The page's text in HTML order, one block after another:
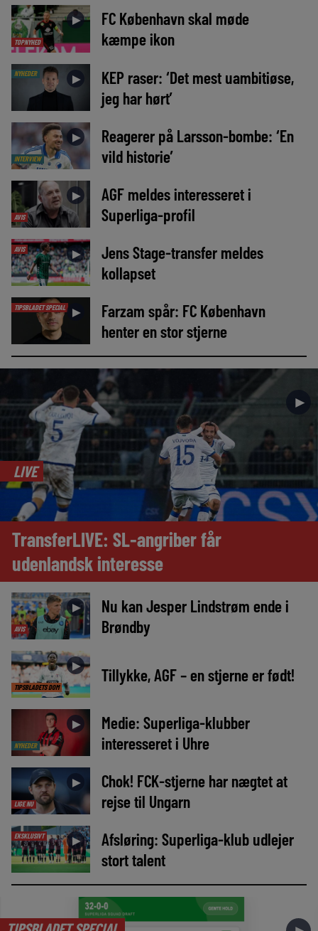
TOPNYHED
►
FC København skal møde
kæmpe ikon
NYHEDER ►
KEP raser: ‘Det mest uambitiøse,
jeg har hørt’
INTERVIEW
►
Reagerer på Larsson-bombe: ‘En
vild historie’
AVIS
►
AGF meldes interesseret i
Superliga-profil
AVIS ►
Jens Stage-transfer meldes
kollapset
TIPSBLADET SPECIAL ►
Farzam spår: FC København
henter en stor stjerne
►
LIVE
TransferLIVE: SL-angriber får
udenlandsk interesse
AVIS
►
Nu kan Jesper Lindstrøm ende i
Brøndby
TIPSBLADETS DOM
► Tillykke, AGF – en stjerne er født!
NYHEDER
►
Medie: Superliga-klubber
interesseret i Uhre
LIGE NU
►
Chok! FCK-stjerne har nægtet at
rejse til Ungarn
EKSKLUSIVT ►
Afsløring: Superliga-klub udlejer
stort talent